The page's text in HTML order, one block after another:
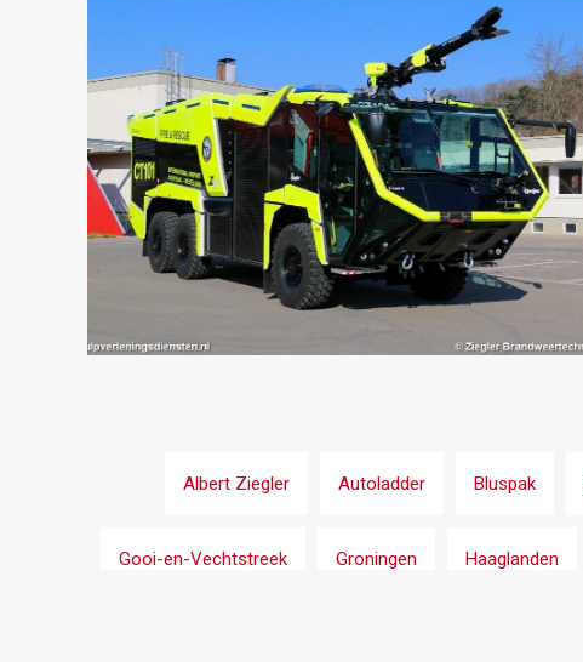
Albert Ziegler Autoladder Bluspak
Gooi-en-Vechtstreek Groningen Haaglanden